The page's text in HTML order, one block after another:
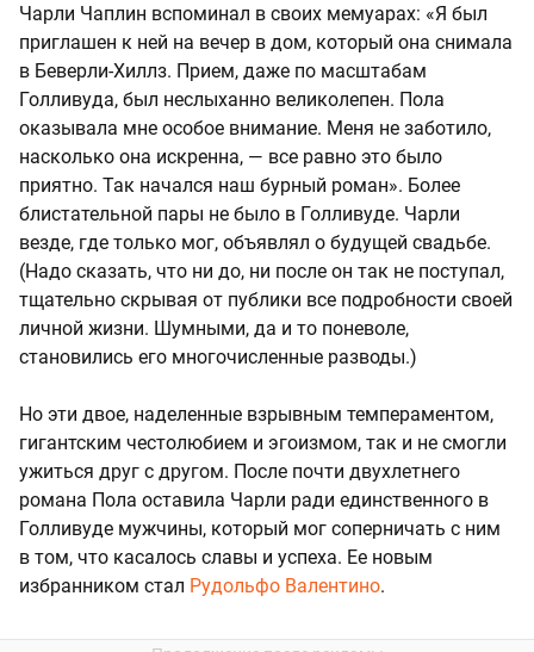
Чарли Чаплин вспоминал в своих мемуарах: «Я был
приглашен к ней на вечер в дом, который она снимала
в Беверли-Хиллз. Прием, даже по масштабам
Голливуда, был неслыханно великолепен. Пола
оказывала мне особое внимание. Меня не заботило,
насколько она искренна, — все равно это было
приятно. Так начался наш бурный роман». Более
блистательной пары не было в Голливуде. Чарли
везде, где только мог, объявлял о будущей свадьбе.
(Надо сказать, что ни до, ни после он так не поступал,
тщательно скрывая от публики все подробности своей
личной жизни. Шумными, да и то поневоле,
становились его многочисленные разводы.)
Но эти двое, наделенные взрывным темпераментом,
гигантским честолюбием и эгоизмом, так и не смогли
ужиться друг с другом. После почти двухлетнего
романа Пола оставила Чарли ради единственного в
Голливуде мужчины, который мог соперничать с ним
в том, что касалось славы и успеха. Ее новым
избранником стал Рудольфо Валентино.